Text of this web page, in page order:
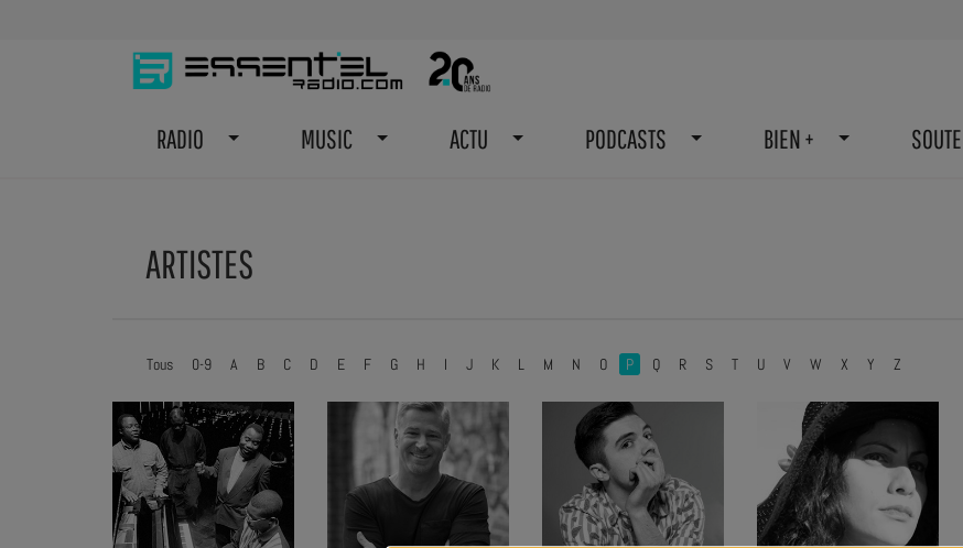
RADIO MUSIC ACTU PODCASTS BIEN +
ARTISTES
Tous 0-9 A B C D E F G H I J K L M N O P Q R S T U V W X Y Z